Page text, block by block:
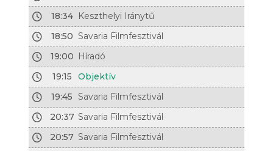
18:34 Keszthelyi Iránytű
18:50 Savaria Filmfesztivál
19:00 Híradó
19:15
Objektív
19:45
Savaria Filmfesztivál
20:37 Savaria Filmfesztivál
20:57 Savaria Filmfesztivál